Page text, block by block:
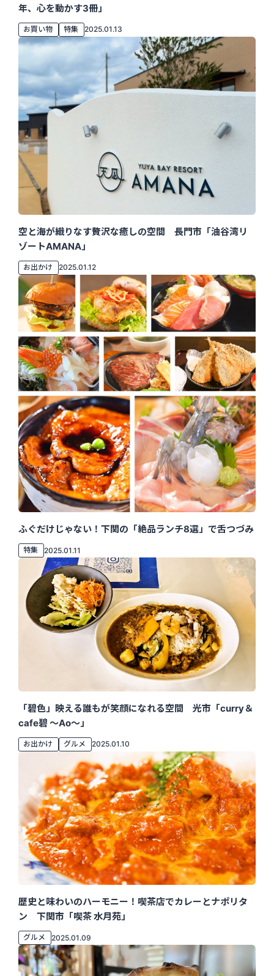
年、心を動かす3冊」
お買い物 特集 2025.01.13
空と海が織りなす贅沢な癒しの空間 長門市「油谷湾リ
ゾートAMANA」
お出かけ 2025.01.12
ふぐだけじゃない！下関の「絶品ランチ8選」で舌つづみ
特集 2025.01.11
「碧色」映える誰もが笑顔になれる空間 光市「curry＆
cafe碧 ～Ao～」
お出かけ グルメ 2025.01.10
歴史と味わいのハーモニー！喫茶店でカレーとナポリタ
ン 下関市「喫茶 水月苑」
グルメ 2025.01.09